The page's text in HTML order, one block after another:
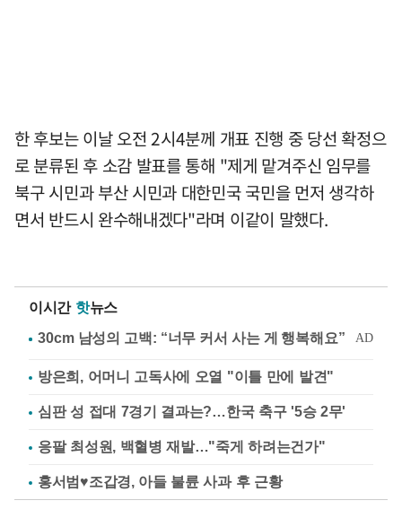
한 후보는 이날 오전 2시4분께 개표 진행 중 당선 확정으
로 분류된 후 소감 발표를 통해 "제게 맡겨주신 임무를
북구 시민과 부산 시민과 대한민국 국민을 먼저 생각하
면서 반드시 완수해내겠다"라며 이같이 말했다.
이시간 핫뉴스
방은희, 어머니 고독사에 오열 "이틀 만에 발견"
심판 성 접대 7경기 결과는?…한국 축구 '5승 2무'
응팔 최성원, 백혈병 재발…"죽게 하려는건가"
홍서범♥조갑경, 아들 불륜 사과 후 근황